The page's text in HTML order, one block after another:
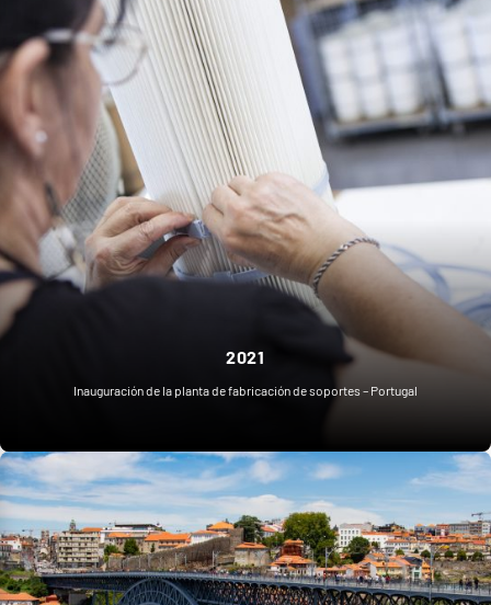
2021
Inauguración de la planta de fabricación de soportes – Portugal